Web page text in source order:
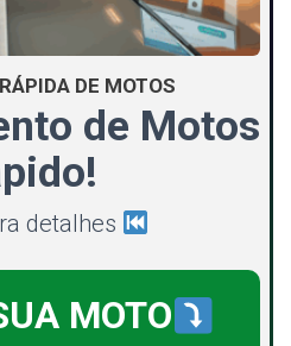
DE MOTOS
de Motos
detalhes
MOTO